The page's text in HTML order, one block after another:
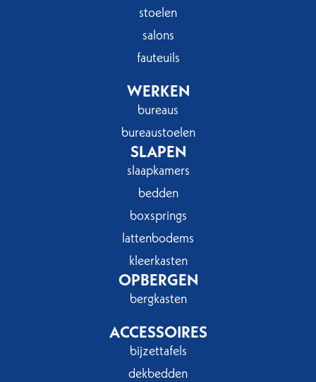
stoelen
salons
fauteuils
WERKEN
bureaus
bureaustoelen
SLAPEN
slaapkamers
bedden
boxsprings
lattenbodems
kleerkasten
OPBERGEN
bergkasten
ACCESSOIRES
bijzettafels
dekbedden